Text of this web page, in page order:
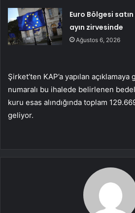
Euro Bölgesi
ayın zirvesinde
Ağustos 6, 2026
Şirket’ten KAP’a yapılan
numaralı bu ihalede belirlenen
kuru esas alındığında toplam
geliyor.